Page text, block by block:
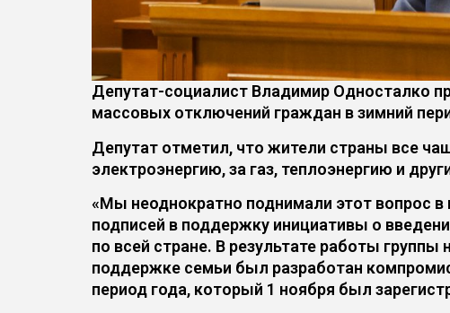
Депутат-социалист Владимир Односталко
массовых отключений граждан в зимний
Депутат отметил, что жители страны все
электроэнергию, за газ, теплоэнергию и
«Мы неоднократно поднимали этот вопрос
подписей в поддержку инициативы о
по всей стране. В результате работы
поддержке семьи был разработан
период года, который 1 ноября был